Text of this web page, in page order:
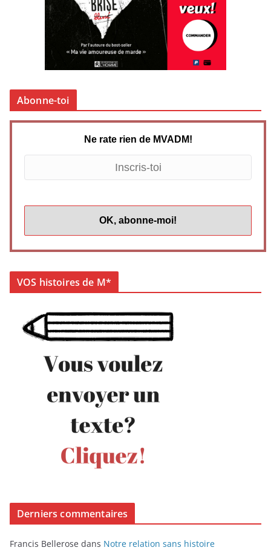
Abonne-toi
Ne rate rien de MVADM!
VOS histoires de M*
Derniers commentaires
Francis Bellerose dans Notre relation sans histoire